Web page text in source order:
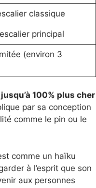
classique
principal
(environ 3
100% plus cher
par sa conception
comme le pin ou le
comme un haïku
à l’esprit que son
aux personnes